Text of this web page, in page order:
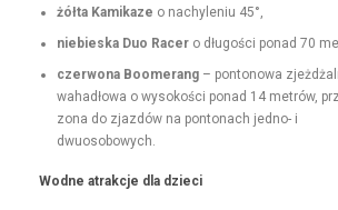
żół­ta Kamikaze o nachyle­niu 45°,
niebies­ka Duo Rac­ero dłu­goś­ci pon­ad 70
czer­wona Boomerang– pontonowa
wahadłowa o wysokoś­ci pon­ad 14 metrów,
zona do zjazdów na pon­tonach jed­no- i
dwuosobowych.
Wodne atrakc­je dla dzieci